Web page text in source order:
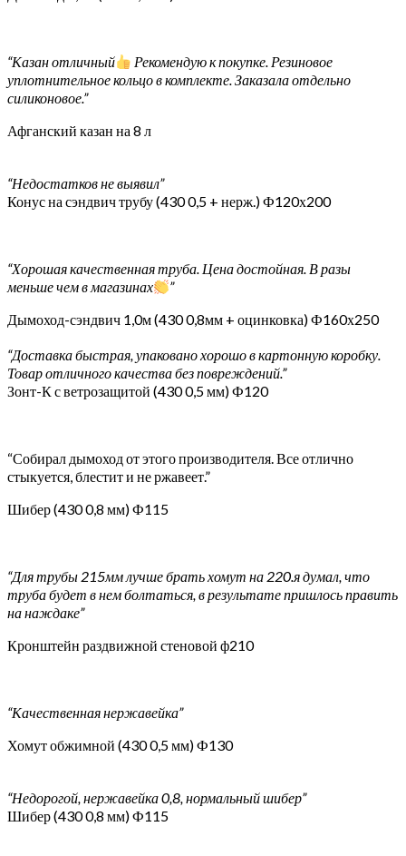
“Казан отличный
Рекомендую к покупке. Резиновое
уплотнительное кольцо в комплекте. Заказала отдельно
силиконовое.”
Афганский казан на 8 л
“Недостатков не выявил”
Конус на сэндвич трубу (430 0,5 + нерж.) Ф120х200
“Хорошая качественная труба. Цена достойная. В разы
меньше чем в магазинах
”
Дымоход-сэндвич 1,0м (430 0,8мм + оцинковка) Ф160х250
“Доставка быстрая, упаковано хорошо в картонную коробку.
Товар отличного качества без повреждений.”
Зонт-К с ветрозащитой (430 0,5 мм) Ф120
“Собирал дымоход от этого производителя. Все отлично
стыкуется, блестит и не ржавеет.”
Шибер (430 0,8 мм) Ф115
“Для трубы 215мм лучше брать хомут на 220.я думал, что
труба будет в нем болтаться, в результате пришлось править
на наждаке”
Кронштейн раздвижной стеновой ф210
“Качественная нержавейка”
Хомут обжимной (430 0,5 мм) Ф130
“Недорогой, нержавейка 0,8, нормальный шибер”
Шибер (430 0,8 мм) Ф115